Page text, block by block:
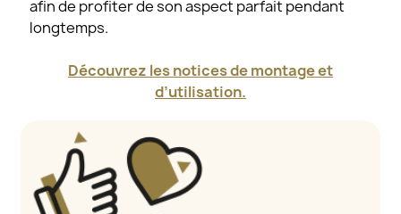
afin de profiter de son aspect parfait pendant
longtemps.
Découvrez les notices de montage et
d’utilisation.